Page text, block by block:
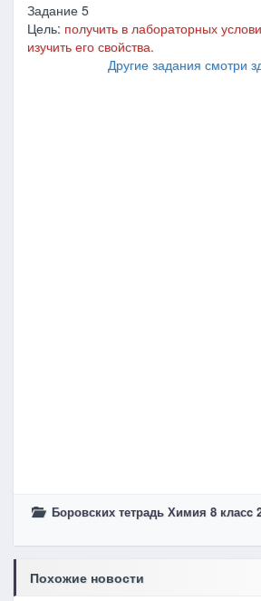
Задание 5
Цель: получить в лабораторных
изучить его свойства.
Другие задания смотри
Боровских тетрадь Химия 8 класc
Похожие новости